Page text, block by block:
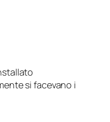
si facevano i